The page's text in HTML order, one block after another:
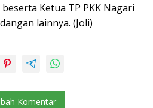
Ketua TP PKK Nagari
lainnya. (Joli)
Komentar